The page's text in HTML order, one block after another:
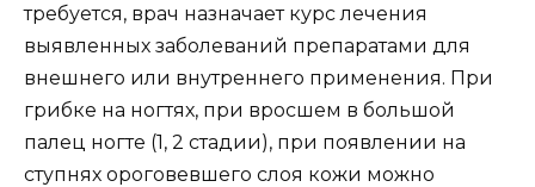
требуется, врач назначает курс лечения
выявленных заболеваний препаратами для
внешнего или внутреннего применения. При
грибке на ногтях, при вросшем в большой
палец ногте (1, 2 стадии), при появлении на
ступнях ороговевшего слоя кожи можно